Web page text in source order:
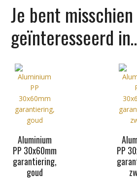
Je bent
geïnteresseerd
Aluminium
PP 30x60mm
garantiering,
goud
PP